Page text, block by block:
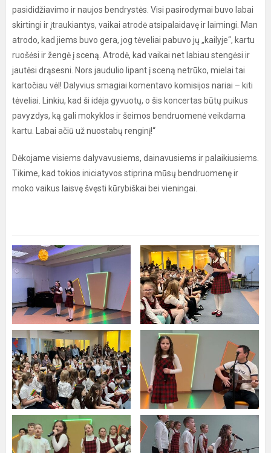
pasididžiavimo ir naujos bendrystės. Visi pasirodymai buvo labai
skirtingi ir įtraukiantys, vaikai atrodė atsipalaidavę ir laimingi. Man
atrodo, kad jiems buvo gera, jog tėveliai pabuvo jų „kailyje“, kartu
ruošėsi ir žengė į sceną. Atrodė, kad vaikai net labiau stengėsi ir
jautėsi drąsesni. Nors jaudulio lipant į sceną netrūko, mielai tai
kartočiau vėl! Dalyvius smagiai komentavo komisijos nariai – kiti
tėveliai. Linkiu, kad ši idėja gyvuotų, o šis koncertas būtų puikus
pavyzdys, ką gali mokyklos ir šeimos bendruomenė veikdama
kartu. Labai ačiū už nuostabų renginį!“
Dėkojame visiems dalyvavusiems, dainavusiems ir palaikiusiems.
Tikime, kad tokios iniciatyvos stiprina mūsų bendruomenę ir
moko vaikus laisvę švęsti kūrybiškai bei vieningai.